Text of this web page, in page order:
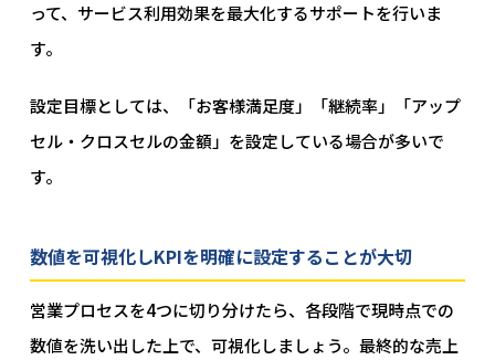
って、サービス利用効果を最大化するサポートを行いま
す。
設定目標としては、「お客様満足度」「継続率」「アップ
セル・クロスセルの金額」を設定している場合が多いで
す。
数値を可視化しKPIを明確に設定することが大切
営業プロセスを4つに切り分けたら、各段階で現時点での
数値を洗い出した上で、可視化しましょう。最終的な売上